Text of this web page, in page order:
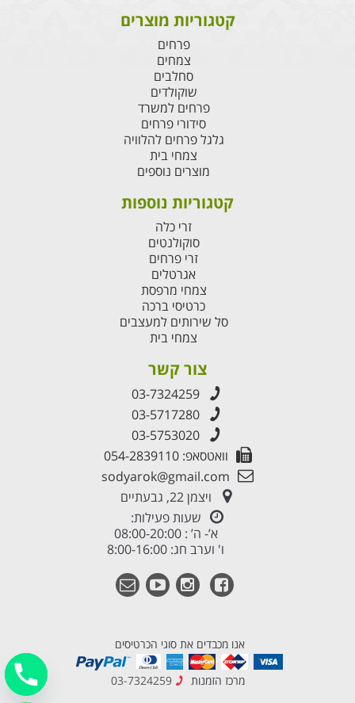
קטגוריות מוצרים
פרחים
צמחים
סחלבים
שוקולדים
פרחים למשרד
סידורי פרחים
גלגל פרחים להלוויה
צמחי בית
מוצרים נוספים
קטגוריות נוספות
זרי כלה
סוקולנטים
זרי פרחים
אגרטלים
צמחי מרפסת
כרטיסי ברכה
סל שירותים למעצבים
צמחי בית
צור קשר
03-7324259
03-5717280
03-5753020
וואטסאפ: 054-2839110
sodyarok@gmail.com
ויצמן 22, גבעתיים
שעות פעילות:
א’- ה’ : 08:00-20:00
ו' וערב חג: 8:00-16:00
אנו מכבדים את סוגי הכרטיסים
מרכז הזמנות 03-7324259